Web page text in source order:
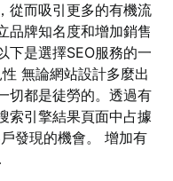
從而吸引更多的有機流
品牌知名度和增加銷售
下是選擇SEO服務的一
無論網站設計多麼出
切都是徒勞的。透過有
索引擎結果頁面中占據
發現的機會。 增加有